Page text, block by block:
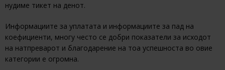
нудиме тикет на денот.
Информациите за уплатата и информациите за пад на
коефициенти, многу често се добри показатели за исходот
на натпреварот и благодарение на тоа успешноста во овие
категории е огромна.